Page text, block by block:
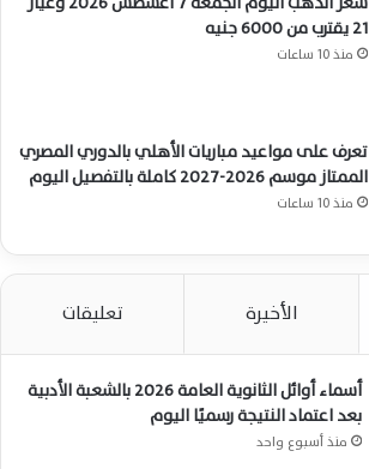
21 يقترب من 6000 جنيه
منذ 10 ساعات
تعرف على مواعيد مباريات الأهلي بالدوري المصري
الممتاز موسم 2026-2027 كاملة بالتفصيل اليوم
منذ 10 ساعات
الأخيرة تعليقات
أسماء أوائل الثانوية العامة 2026 بالشعبة الأدبية
بعد اعتماد النتيجة رسميًا اليوم
منذ أسبوع واحد